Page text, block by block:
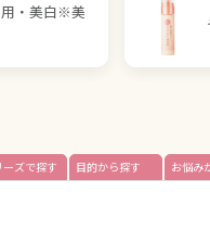
用・美白※美
ーズで探す 目的から探す お悩み